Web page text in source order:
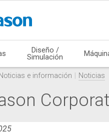
Diseño /
Simulación
Noticias e información Noticias